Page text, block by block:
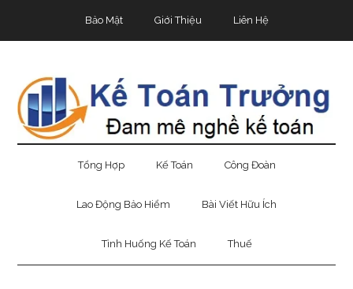
Bảo Mật Giới Thiệu Liên Hệ
Tổng Hợp Kế Toán Công Đoàn
Lao Động Bảo Hiểm Bài Viết Hữu Ích
Tình Huống Kế Toán Thuế